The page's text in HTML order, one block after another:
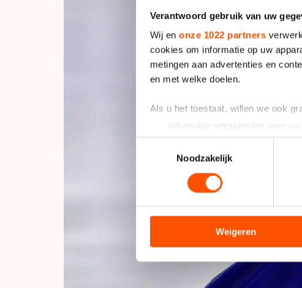
Verantwoord gebruik van uw
Wij en onze 1022 partners
cookies om informatie op uw
metingen aan advertenties en
en met welke doelen.
Als u het toestaat, willen we ook
Informatie verzamelen over
Uw apparaat identificeren
Lees meer over hoe uw
toestemming op elk moment
analyseren. We delen informatie
analyse. Zij kunnen deze
hun services. Sommige partners
adequaat beschermingsniveau
Meer informatie vindt u in ons
Noodzakelijk
Weigeren